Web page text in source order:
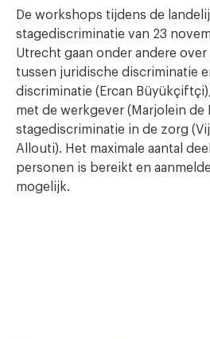
De workshops tijdens de
stagediscriminatie van 23
Utrecht gaan onder andere
tussen juridische discriminatie
discriminatie (Ercan
met de werkgever (Marjolein de
stagediscriminatie in de zorg
Allouti). Het maximale aantal
personen is bereikt en
mogelijk.